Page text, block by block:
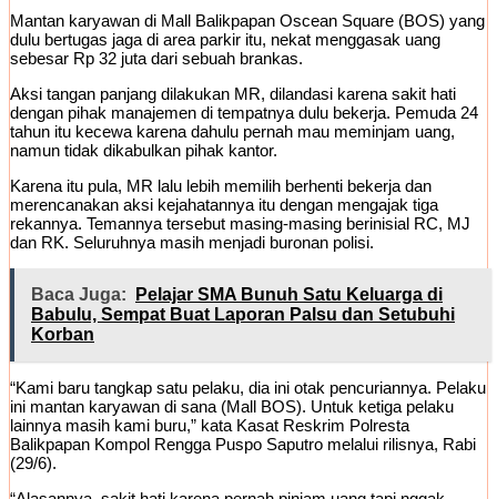
Mantan karyawan di Mall Balikpapan Oscean Square (BOS) yang
dulu bertugas jaga di area parkir itu, nekat menggasak uang
sebesar Rp 32 juta dari sebuah brankas.
Aksi tangan panjang dilakukan MR, dilandasi karena sakit hati
dengan pihak manajemen di tempatnya dulu bekerja. Pemuda 24
tahun itu kecewa karena dahulu pernah mau meminjam uang,
namun tidak dikabulkan pihak kantor.
Karena itu pula, MR lalu lebih memilih berhenti bekerja dan
merencanakan aksi kejahatannya itu dengan mengajak tiga
rekannya. Temannya tersebut masing-masing berinisial RC, MJ
dan RK. Seluruhnya masih menjadi buronan polisi.
Baca Juga:
Pelajar SMA Bunuh Satu Keluarga di
Babulu, Sempat Buat Laporan Palsu dan Setubuhi
Korban
“Kami baru tangkap satu pelaku, dia ini otak pencuriannya. Pelaku
ini mantan karyawan di sana (Mall BOS). Untuk ketiga pelaku
lainnya masih kami buru,” kata Kasat Reskrim Polresta
Balikpapan Kompol Rengga Puspo Saputro melalui rilisnya, Rabi
(29/6).